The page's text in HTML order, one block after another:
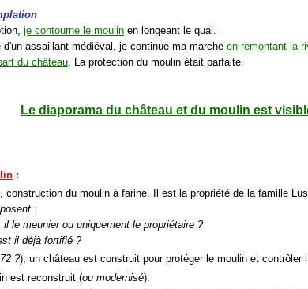
je contourne le moulin en longeant le quai.
d'un assaillant médiéval, je continue ma marcheen remontant la
du château . La protection du moulin était parfaite.
Le diaporama du château et du moulin est
:
construction du moulin à farine. Il est la propriété de la famille
:
le meunier ou uniquement le propriétaire ?
il déjà fortifié ?
?), un château est construit pour protéger le moulin et contrôler
est reconstruit (ou modernisé).